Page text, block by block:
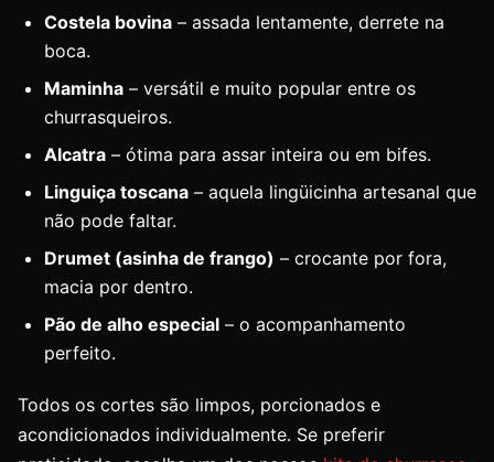
Costela bovina – assada lentamente, derrete na
boca.
Maminha – versátil e muito popular entre os
churrasqueiros.
Alcatra – ótima para assar inteira ou em bifes.
Linguiça toscana – aquela lingüicinha artesanal que
não pode faltar.
Drumet (asinha de frango) – crocante por fora,
macia por dentro.
Pão de alho especial – o acompanhamento
perfeito.
Todos os cortes são limpos, porcionados e
acondicionados individualmente. Se preferir